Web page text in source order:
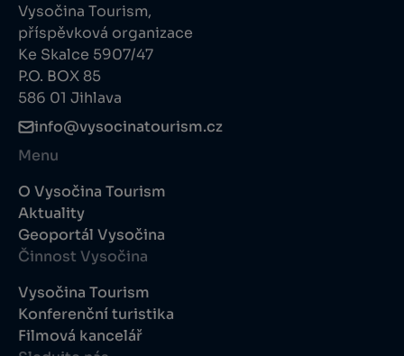
Vysočina Tourism,
příspěvková organizace
Ke Skalce 5907/47
P.O. BOX 85
586 01 Jihlava
info@vysocinatourism.cz
Menu
O Vysočina Tourism
Aktuality
Geoportál Vysočina
Činnost Vysočina
Vysočina Tourism
Konferenční turistika
Filmová kancelář